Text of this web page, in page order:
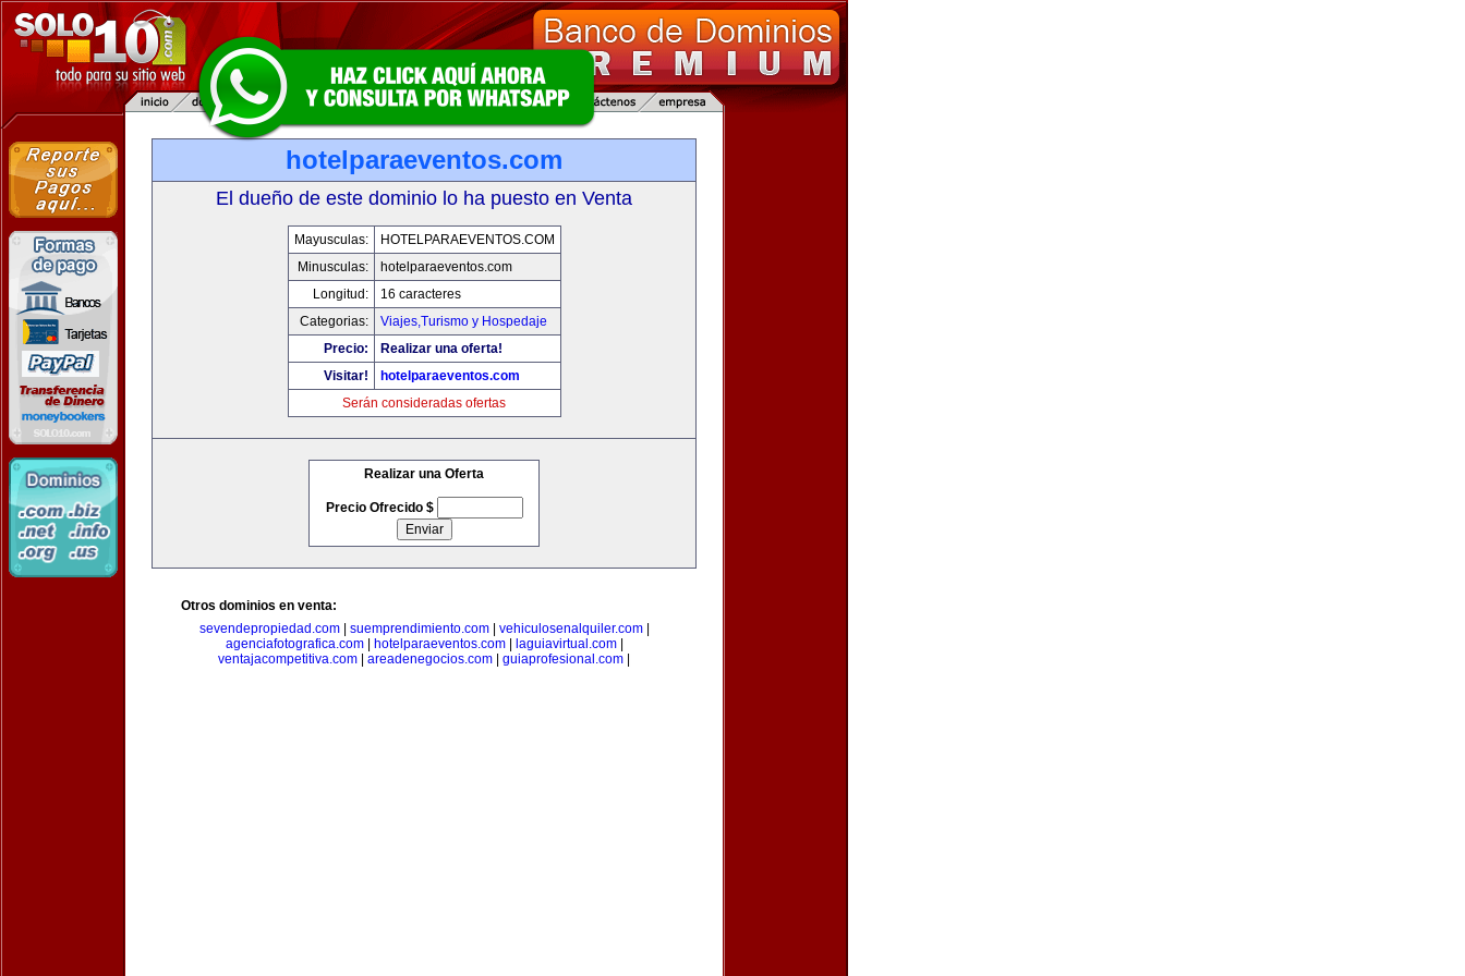
hotelparaeventos.com
El dueño de este dominio lo ha puesto en Venta
Mayusculas:
HOTELPARAEVENTOS.COM
Minusculas:
hotelparaeventos.com
Longitud:
16 caracteres
Categorias:
Viajes,Turismo y Hospedaje
Precio:
Realizar una oferta!
Visitar!
hotelparaeventos.com
Serán consideradas ofertas
Realizar una Oferta
Precio Ofrecido $
Otros dominios en venta:
sevendepropiedad.com| suemprendimiento.com| vehiculosenalquiler.com|
agenciafotografica.com| hotelparaeventos.com| laguiavirtual.com|
ventajacompetitiva.com
areadenegocios.com guiaprofesional.com